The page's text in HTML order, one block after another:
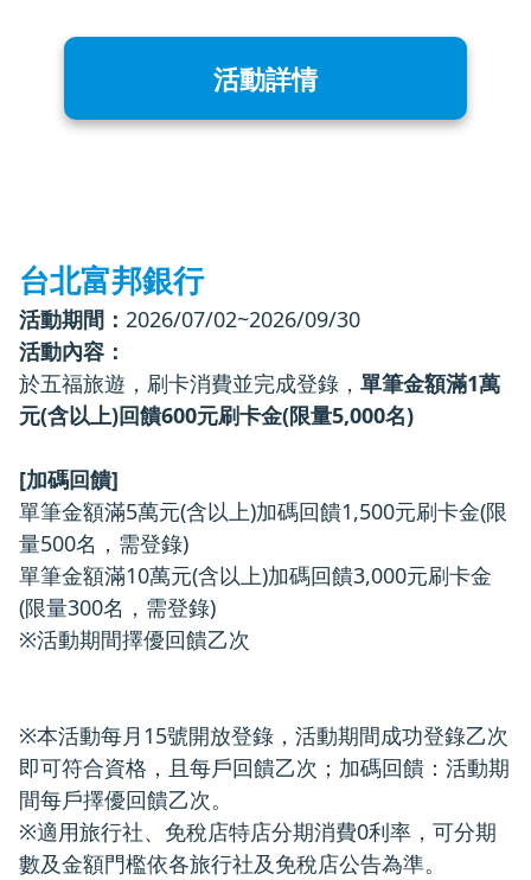
活動詳情
台北富邦銀行
活動期間： 2026/07/02~2026/09/30
活動內容：
於五福旅遊，刷卡消費並完成登錄， 單筆金額滿1萬
元(含以上)回饋600元刷卡金(限量5,000名)
[加碼回饋]
單筆金額滿5萬元(含以上)加碼回饋1,500元刷卡金(限
量500名，需登錄)
單筆金額滿10萬元(含以上)加碼回饋3,000元刷卡金
(限量300名，需登錄)
※活動期間擇優回饋乙次
※本活動每月15號開放登錄，活動期間成功登錄乙次
即可符合資格，且每戶回饋乙次；加碼回饋：活動期
間每戶擇優回饋乙次。
※適用旅行社、免稅店特店分期消費0利率，可分期
數及金額門檻依各旅行社及免稅店公告為準。